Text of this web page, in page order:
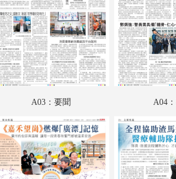
B02：文匯馬經
B03：文匯馬經
B04：文匯馬經
SW01：匯周刊
SW03：匯周刊
SW04：匯周刊
A03：要聞 A04